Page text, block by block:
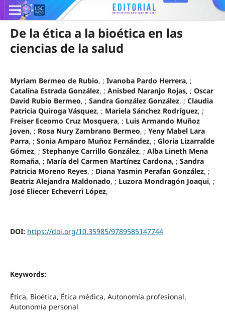
De la ética a la bioética en las
ciencias de la salud
Myriam Bermeo de Rubio, ; Ivanoba Pardo Herrera, ;
Catalina Estrada González, ; Anisbed Naranjo Rojas, ; Oscar
David Rubio Bermeo, ; Sandra González González, ; Claudia
Patricia Quiroga Vásquez, ; Mariela Sánchez Rodríguez, ;
Freiser Eceomo Cruz Mosquera, ; Luis Armando Muñoz
Joven, ; Rosa Nury Zambrano Bermeo, ; Yeny Mabel Lara
Parra, ; Sonia Amparo Muñoz Fernández, ; Gloria Lizarralde
Gómez, ; Stephanye Carrillo González, ; Alba Lineth Mena
Romaña, ; María del Carmen Martínez Cardona, ; Sandra
Patricia Moreno Reyes, ; Diana Yasmin Perafan González, ;
Beatriz Alejandra Maldonado, ; Luzora Mondragón Joaqui, ;
José Eliecer Echeverri López,
DOI: https://doi.org/10.35985/9789585147744
Keywords:
Ética, Bioética, Ética médica, Autonomía profesional,
Autonomía personal